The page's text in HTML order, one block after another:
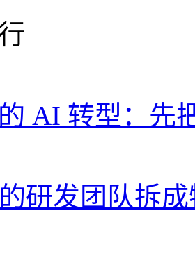
AI 转型：先
研发团队拆